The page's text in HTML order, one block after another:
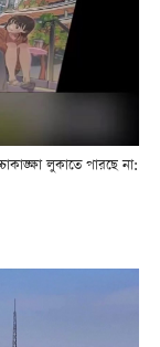
লুকাতে পারছে না: